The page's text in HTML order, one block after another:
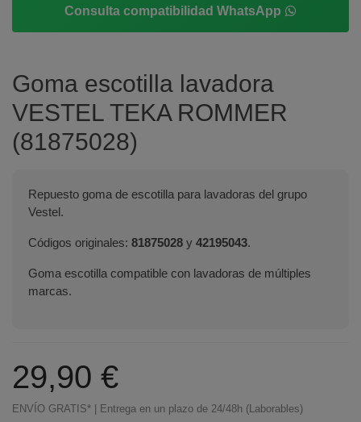
Consulta compatibilidad WhatsApp
Goma escotilla lavadora
VESTEL TEKA ROMMER
(81875028)
Repuesto goma de escotilla para lavadoras del grupo
Vestel.
Códigos originales: 81875028 y 42195043.
Goma escotilla compatible con lavadoras de múltiples
marcas.
29,90 €
ENVÍO GRATIS* | Entrega en un plazo de 24/48h (Laborables)